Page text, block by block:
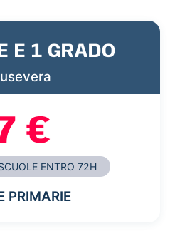
E 1 GRADO
€
ENTRO 72H
PRIMARIE